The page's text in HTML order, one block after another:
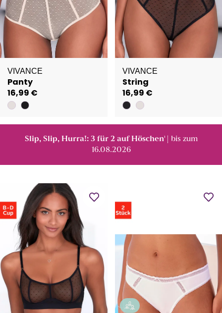
VIVANCE
Panty
16,99 €
VIVANCE
String
16,99 €
Slip, Slip, Hurra!: 3 für 2 auf Höschen¹
| bis zum
16.08.2026